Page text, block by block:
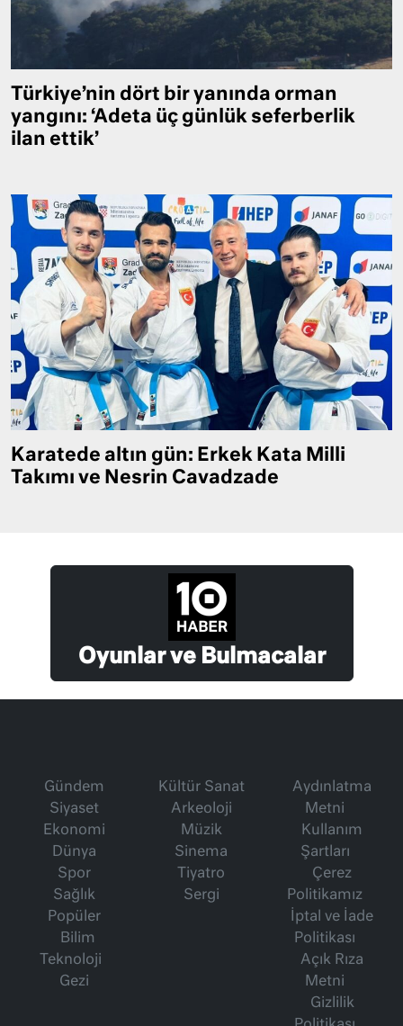
Türkiye’nin dört bir yanında orman
yangını: ‘Adeta üç günlük seferberlik
ilan ettik’
Karatede altın gün: Erkek Kata Milli
Takımı ve Nesrin Cavadzade
Oyunlar ve Bulmacalar
Gündem
Siyaset
Ekonomi
Dünya
Spor
Sağlık
Popüler
Bilim
Teknoloji
Gezi
Kültür Sanat
Arkeoloji
Müzik
Sinema
Tiyatro
Sergi
Aydınlatma
Metni
Kullanım
Şartları
Çerez
Politikamız
İptal ve İade
Politikası
Açık Rıza
Metni
Gizlilik